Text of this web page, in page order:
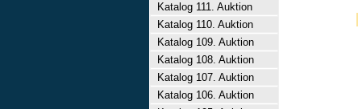
Katalog 111. Auktion
Katalog 110. Auktion
Katalog 109. Auktion
Katalog 108. Auktion
Katalog 107. Auktion
Katalog 106. Auktion